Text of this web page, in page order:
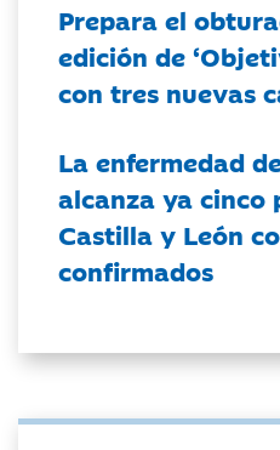
Prepara el
edición de
con tres nuevas
La enfermedad
alcanza ya cinco
Castilla y León
confirmados